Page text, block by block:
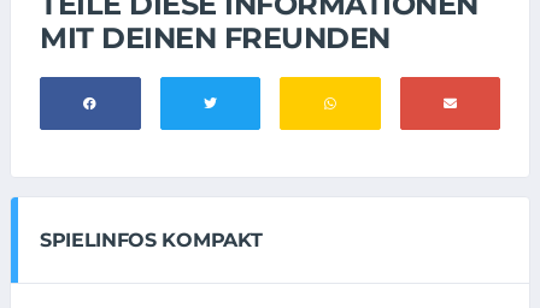
MIT DEINEN FREUNDEN
SPIELINFOS KOMPAKT